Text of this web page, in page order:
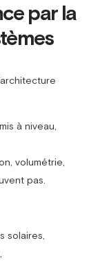
par la
à niveau,
volumétrie,
pas.
solaires,